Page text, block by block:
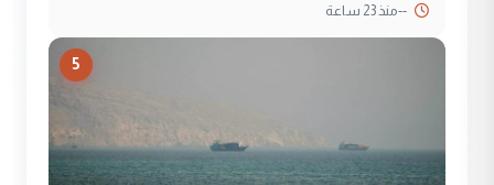
--منذ 23 ساعة
5